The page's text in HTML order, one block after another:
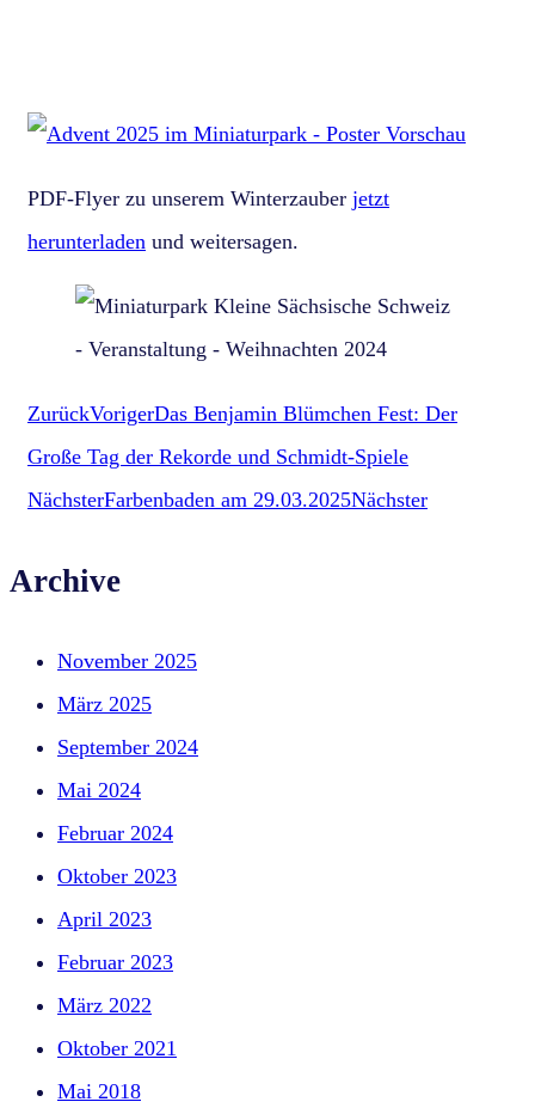
PDF-Flyer zu unserem Winterzauber jetzt
herunterladen und weitersagen.
ZurückVorigerDas Benjamin Blümchen Fest: Der
Große Tag der Rekorde und Schmidt-Spiele
NächsterFarbenbaden am 29.03.2025Nächster
Archive
November 2025
März 2025
September 2024
Mai 2024
Februar 2024
Oktober 2023
April 2023
Februar 2023
März 2022
Oktober 2021
Mai 2018